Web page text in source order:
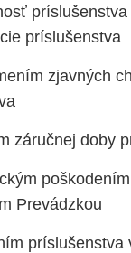
príslušenstva
príslušenstva
zjavných
záručnej doby
Prevádzkou
príslušenstva